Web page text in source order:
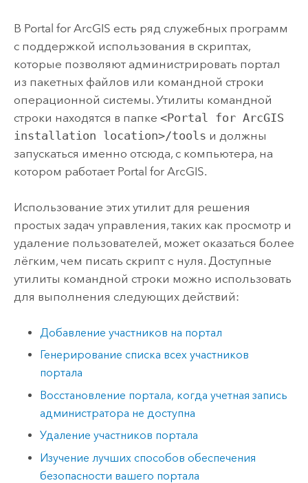
В Portal for ArcGIS есть ряд служебных программ
с поддержкой использования в скриптах,
которые позволяют администрировать портал
из пакетных файлов или командной строки
операционной системы. Утилиты командной
строки находятся в папке <Portal for ArcGIS
installation location>/tools и должны
запускаться именно отсюда, с компьютера, на
котором работает Portal for ArcGIS.
Использование этих утилит для решения
простых задач управления, таких как просмотр и
удаление пользователей, может оказаться более
лёгким, чем писать скрипт c нуля. Доступные
утилиты командной строки можно использовать
для выполнения следующих действий:
Добавление участников на портал
Генерирование списка всех участников
портала
Восстановление портала, когда учетная запись
администратора не доступна
Удаление участников портала
Изучение лучших способов обеспечения
безопасности вашего портала